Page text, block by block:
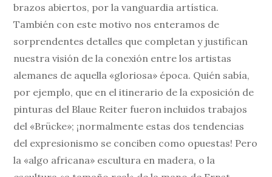
brazos abiertos, por la vanguardia artística.
También con este motivo nos enteramos de
sorprendentes detalles que completan y justifican
nuestra visión de la conexión entre los artistas
alemanes de aquella «gloriosa» época. Quién sabía,
por ejemplo, que en el itinerario de la exposición de
pinturas del Blaue Reiter fueron incluidos trabajos
del «Brücke»; ¡normalmente estas dos tendencias
del expresionismo se conciben como opuestas! Pero
la «algo africana» escultura en madera, o la